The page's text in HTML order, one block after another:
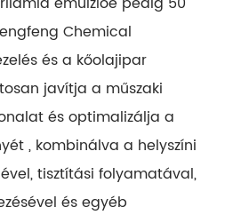
Chemical
és a kőolajipar
javítja a műszaki
és optimalizálja a
, kombinálva a helyszíni
tisztítási folyamatával,
és egyéb